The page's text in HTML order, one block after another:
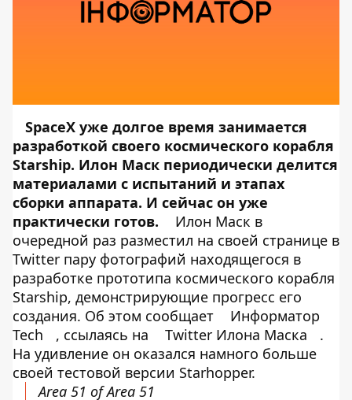
SpaceX уже долгое время занимается
разработкой своего космического корабля
Starship. Илон Маск периодически делится
материалами с испытаний и этапах
сборки аппарата. И сейчас он уже
практически готов.
Илон Маск в
очередной раз разместил на своей странице в
Twitter пару фотографий находящегося в
разработке прототипа космического корабля
Starship, демонстрирующие прогресс его
создания. Об этом сообщает
Информатор
Tech
, ссылаясь на Twitter Илона Маска
.
На удивление он оказался намного больше
своей тестовой версии Starhopper.
Area 51 of Area 51